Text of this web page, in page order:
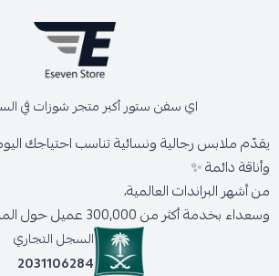
اي سفن ستور أكبر متجر شوزات في
يقدّم ملابس رجالية ونسائية تناسب احتياجك
وأناقة دائمة ✨
من أشهر البراندات العالمية،
وسعداء بخدمة أكثر من 300,000 عميل حول المملكة.
السجل التجاري
2031106284